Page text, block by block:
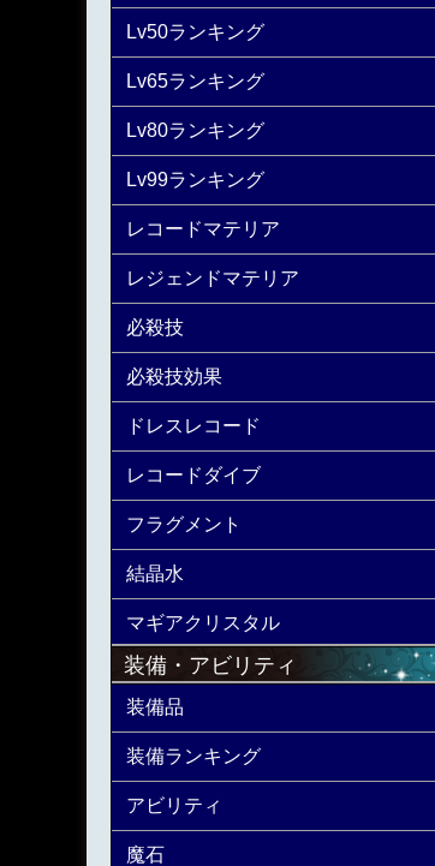
Lv50ランキング
Lv65ランキング
Lv80ランキング
Lv99ランキング
レコードマテリア
レジェンドマテリア
必殺技
必殺技効果
ドレスレコード
レコードダイブ
フラグメント
結晶水
マギアクリスタル
装備・アビリティ
装備品
装備ランキング
アビリティ
魔石